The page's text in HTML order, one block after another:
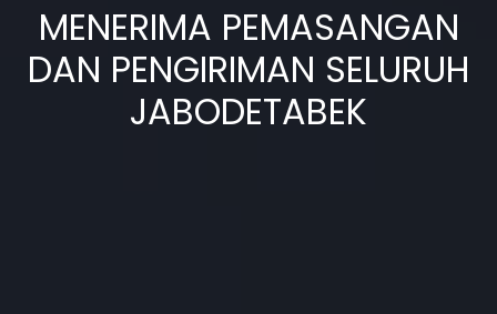
MENERIMA PEMASANGAN
DAN PENGIRIMAN SELURUH
JABODETABEK